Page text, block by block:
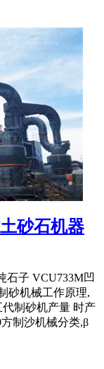
砂石机器
石子 VCU733M凹
砂机械工作原理,
代制砂机产量 时产
制沙机械分类,β